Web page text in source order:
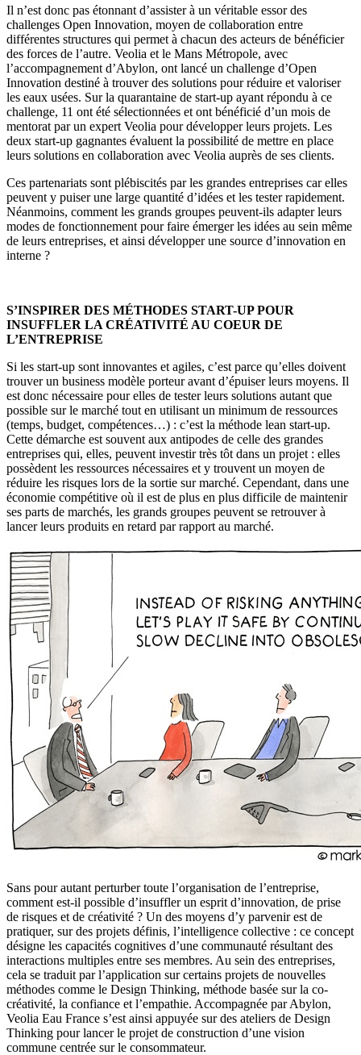
Il n’est donc pas étonnant d’assister à un véritable essor des
challenges Open Innovation, moyen de collaboration entre
différentes structures qui permet à chacun des acteurs de bénéficier
des forces de l’autre. Veolia et le Mans Métropole, avec
l’accompagnement d’Abylon, ont lancé un challenge d’Open
Innovation destiné à trouver des solutions pour réduire et valoriser
les eaux usées. Sur la quarantaine de start-up ayant répondu à ce
challenge, 11 ont été sélectionnées et ont bénéficié d’un mois de
mentorat par un expert Veolia pour développer leurs projets. Les
deux start-up gagnantes évaluent la possibilité de mettre en place
leurs solutions en collaboration avec Veolia auprès de ses clients.
Ces partenariats sont plébiscités par les grandes entreprises car elles
peuvent y puiser une large quantité d’idées et les tester rapidement.
Néanmoins, comment les grands groupes peuvent-ils adapter leurs
modes de fonctionnement pour faire émerger les idées au sein même
de leurs entreprises, et ainsi développer une source d’innovation en
interne ?
S’INSPIRER DES MÉTHODES START-UP POUR
INSUFFLER LA CRÉATIVITÉ AU COEUR DE
L’ENTREPRISE
Si les start-up sont innovantes et agiles, c’est parce qu’elles doivent
trouver un business modèle porteur avant d’épuiser leurs moyens. Il
est donc nécessaire pour elles de tester leurs solutions autant que
possible sur le marché tout en utilisant un minimum de ressources
(temps, budget, compétences…) : c’est la méthode lean start-up.
Cette démarche est souvent aux antipodes de celle des grandes
entreprises qui, elles, peuvent investir très tôt dans un projet : elles
possèdent les ressources nécessaires et y trouvent un moyen de
réduire les risques lors de la sortie sur marché. Cependant, dans une
économie compétitive où il est de plus en plus difficile de maintenir
ses parts de marchés, les grands groupes peuvent se retrouver à
lancer leurs produits en retard par rapport au marché.
Sans pour autant perturber toute l’organisation de l’entreprise,
comment est-il possible d’insuffler un esprit d’innovation, de prise
de risques et de créativité ? Un des moyens d’y parvenir est de
pratiquer, sur des projets définis, l’intelligence collective : ce concept
désigne les capacités cognitives d’une communauté résultant des
interactions multiples entre ses membres. Au sein des entreprises,
cela se traduit par l’application sur certains projets de nouvelles
méthodes comme le Design Thinking, méthode basée sur la co-
créativité, la confiance et l’empathie. Accompagnée par Abylon,
Veolia Eau France s’est ainsi appuyée sur des ateliers de Design
Thinking pour lancer le projet de construction d’une vision
commune centrée sur le consommateur.